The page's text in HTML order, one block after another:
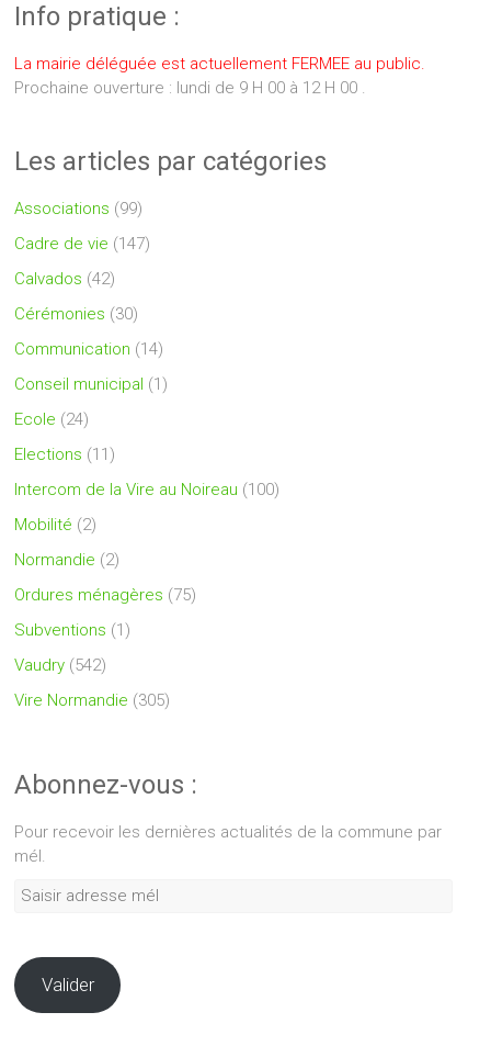
Info pratique :
La mairie déléguée est actuellement FERMEE au public.
Prochaine ouverture : lundi de 9 H 00 à 12 H 00 .
Les articles par catégories
Associations (99)
Cadre de vie (147)
Calvados (42)
Cérémonies (30)
Communication (14)
Conseil municipal (1)
Ecole (24)
Elections (11)
Intercom de la Vire au Noireau (100)
Mobilité (2)
Normandie (2)
Ordures ménagères (75)
Subventions (1)
Vaudry (542)
Vire Normandie (305)
Abonnez-vous :
Pour recevoir les dernières actualités de la commune par
mél.
Saisir
Valider